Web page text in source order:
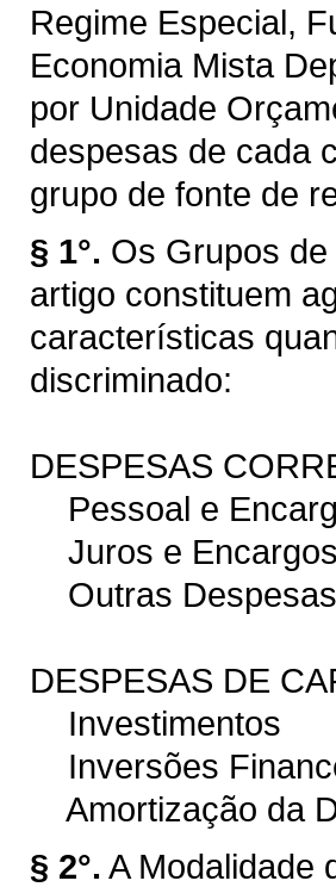
Regime Especial,
Economia Mista
por Unidade
despesas de cada
grupo de fonte de
§ 1°. Os Grupos
artigo constituem
características
discriminado:
DESPESAS
Pessoal e
Juros e
Outras
DESPESAS DE
Investimentos
Inversões
Amortização da
§ 2°. A Modalidade